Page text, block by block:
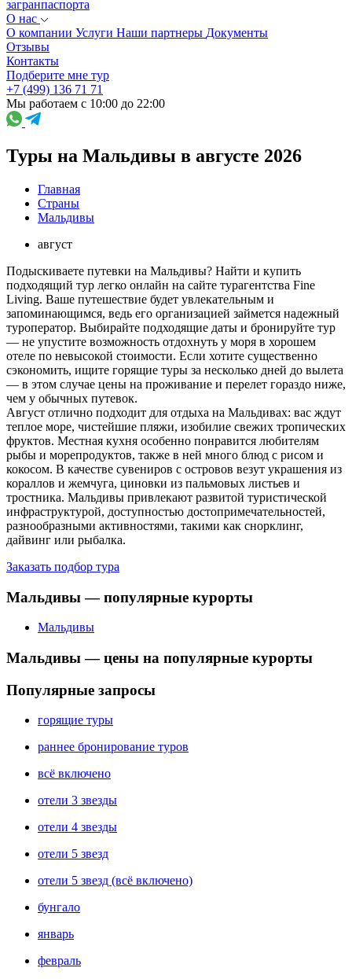
загранпаспорта
О нас
О компании Услуги Наши партнеры Документы
Отзывы
Контакты
Подберите мне тур
+7 (499) 136 71 71
Мы работаем с 10:00 до 22:00
Туры на Мальдивы в августе 2026
Главная
Страны
Мальдивы
август
Подыскиваете путевки на Мальдивы? Найти и купить
подходящий тур легко онлайн на сайте турагентства Fine
Living. Ваше путешествие будет увлекательным и
запоминающимся, ведь его организацией займется надежный
туроператор. Выбирайте подходящие даты и бронируйте тур
— не упустите возможность отдохнуть у моря в хорошем
отеле по невысокой стоимости. Если хотите существенно
сэкономить, ищите горящие туры за несколько дней до вылета
— в этом случае цены на проживание и перелет гораздо ниже,
чем у обычных путевок.
Август отлично подходит для отдыха на Мальдивах: вас ждут
теплое море, чистейшие пляжи, изобилие свежих тропических
фруктов. Местная кухня особенно понравится любителям
рыбы и морепродуктов, также в ней много блюд с рисом и
кокосом. В качестве сувениров с островов везут украшения из
кораллов и жемчуга, циновки из пальмовых листьев и
тростника. Мальдивы привлекают развитой туристической
инфраструктурой, доступностью достопримечательностей,
разнообразными активностями, такими как снорклинг,
дайвинг или рыбалка.
Заказать подбор тура
Мальдивы — популярные курорты
Мальдивы
Мальдивы — цены на популярные курорты
Популярные запросы
горящие туры
раннее бронирование туров
всё включено
отели 3 звезды
отели 4 звезды
отели 5 звезд
отели 5 звезд (всё включено)
бунгало
январь
февраль